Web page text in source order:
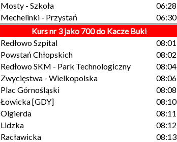
Mosty - Szkoła
06:28
Mechelinki - Przystań
06:30
Kurs nr 3 jako 700 do Kacze Buki
Redłowo Szpital
08:01
Powstań Chłopskich
08:02
Redłowo SKM - Park Technologiczny
08:04
Zwycięstwa - Wielkopolska
08:06
Plac Górnośląski
08:08
Łowicka [GDY]
08:10
Olgierda
08:11
Lidzka
08:12
Racławicka
08:13